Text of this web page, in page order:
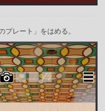
プレート」をはめる。